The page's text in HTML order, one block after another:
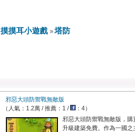
摸摸耳小遊戲 塔防
邪惡大頭防禦戰無敵版
（人氣：1.2萬 / 推薦：1 /
：4）
邪惡大頭防禦戰無敵版，購
升級建築免費。作為一國之